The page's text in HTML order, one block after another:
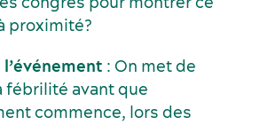
proximité?
: On met de
fébrilité avant que
commence, lors des